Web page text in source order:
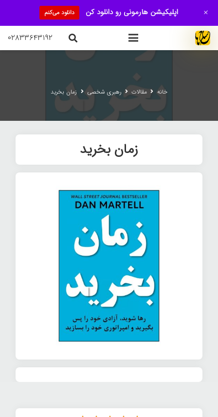
۰۲۸۳۳۶۴۳۱۹۲
خانه مقالات رهبری شخصی زمان بخرید
زمان بخرید
اپلیکیشن هارمونی رو دانلود کن دانلود می‌کنم +